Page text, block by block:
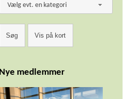
Vælg evt. en kategori
Nye medlemmer